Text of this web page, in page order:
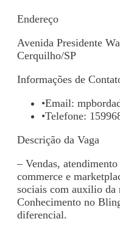
Endereço
Avenida Presidente
Cerquilho/SP
Informações de
•Email:
•Telefone:
Descrição da Vaga
– Vendas,
commerce e
sociais com auxilio da
Conhecimento no
diferencial.